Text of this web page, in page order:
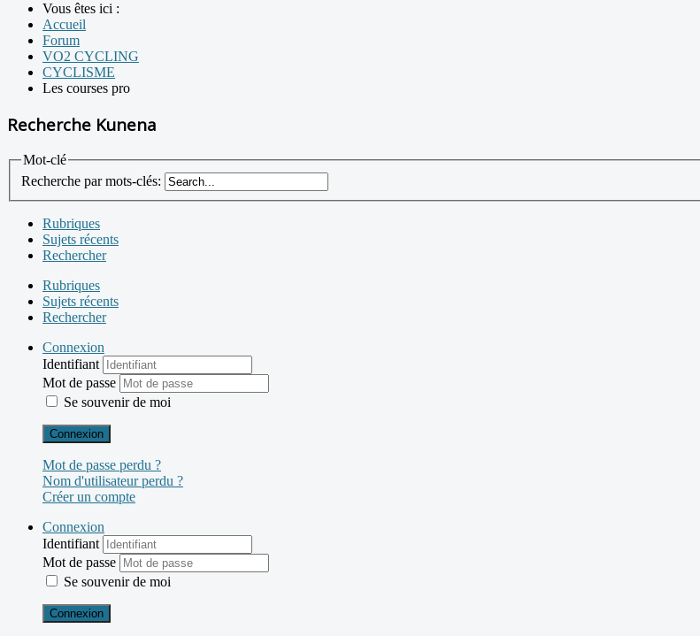
Vous êtes ici :
Accueil
Forum
VO2 CYCLING
CYCLISME
Les courses pro
Recherche Kunena
Mot-clé
Recherche par mots-clés:
Rubriques
Sujets récents
Rechercher
Rubriques
Sujets récents
Rechercher
Connexion
Identifiant
Mot de passe
Se souvenir de moi
Connexion
Mot de passe perdu ?
Nom d'utilisateur perdu ?
Créer un compte
Connexion
Identifiant
Mot de passe
Se souvenir de moi
Connexion